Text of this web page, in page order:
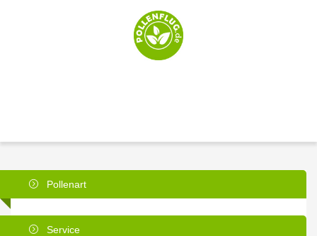
Pollenart
Service